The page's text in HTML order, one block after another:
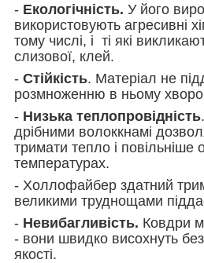
- Екологічність. У його
використовують агресивні
тому числі, і ті які
слизової, клей.
- Стійкість. Матеріал не
розмноженню в ньому
- Низька теплопровідність
дрібними волоккнамі
тримати тепло і повільніше
температурах.
- Холлофайбер здатний
великими труднощами
- Невибагливість. Ковдри
- вони швидко висохнуть
якості.